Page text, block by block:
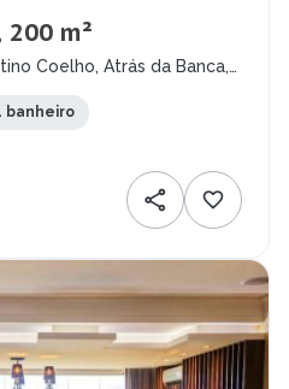
m²
Coelho, Atrás da Banca,
banheiro